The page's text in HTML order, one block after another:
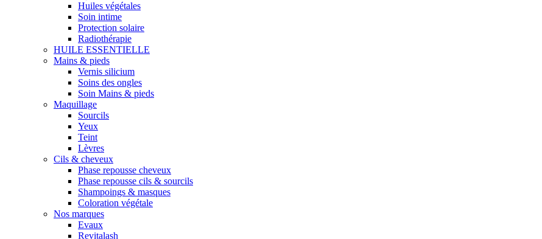
Huiles végétales
Soin intime
Protection solaire
Radiothérapie
HUILE ESSENTIELLE
Mains & pieds
Vernis silicium
Soins des ongles
Soin Mains & pieds
Maquillage
Sourcils
Yeux
Teint
Lèvres
Cils & cheveux
Phase repousse cheveux
Phase repousse cils & sourcils
Shampoings & masques
Coloration végétale
Nos marques
Evaux
Revitalash